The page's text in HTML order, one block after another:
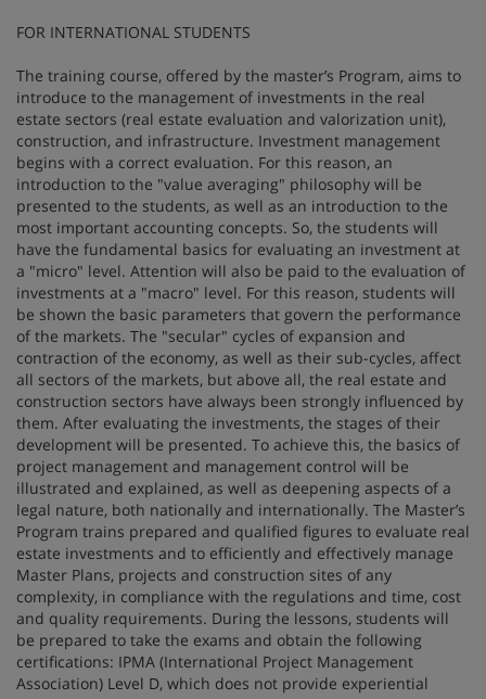
FOR INTERNATIONAL STUDENTS
The training course, offered by the master’s Program, aims to
introduce to the management of investments in the real
estate sectors (real estate evaluation and valorization unit),
construction, and infrastructure. Investment management
begins with a correct evaluation. For this reason, an
introduction to the "value averaging" philosophy will be
presented to the students, as well as an introduction to the
most important accounting concepts. So, the students will
have the fundamental basics for evaluating an investment at
a "micro" level. Attention will also be paid to the evaluation of
investments at a "macro" level. For this reason, students will
be shown the basic parameters that govern the performance
of the markets. The "secular" cycles of expansion and
contraction of the economy, as well as their sub-cycles, affect
all sectors of the markets, but above all, the real estate and
construction sectors have always been strongly influenced by
them. After evaluating the investments, the stages of their
development will be presented. To achieve this, the basics of
project management and management control will be
illustrated and explained, as well as deepening aspects of a
legal nature, both nationally and internationally. The Master’s
Program trains prepared and qualified figures to evaluate real
estate investments and to efficiently and effectively manage
Master Plans, projects and construction sites of any
complexity, in compliance with the regulations and time, cost
and quality requirements. During the lessons, students will
be prepared to take the exams and obtain the following
certifications: IPMA (International Project Management
Association) Level D, which does not provide experiential